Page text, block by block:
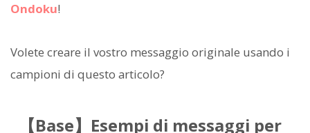
Ondoku!
Volete creare il vostro messaggio originale usando i
campioni di questo articolo?
【Base】Esempi di messaggi per